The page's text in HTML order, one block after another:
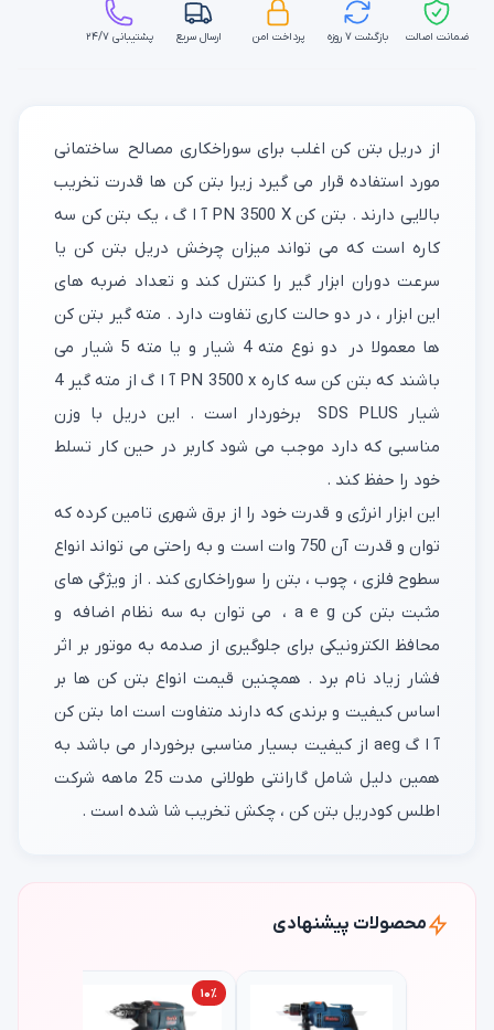
ضمانت اصالت بازگشت ۷ روزه پرداخت امن ارسال سریع پشتیبانی ۲۴/۷
از دریل بتن کن اغلب برای سوراخکاری مصالح ساختمانی
مورد استفاده قرار می گیرد زیرا بتن کن ها قدرت تخریب
بالایی دارند . بتن کن PN 3500 X آ ا گ ، یک بتن کن سه
کاره است که می تواند میزان چرخش دریل بتن کن یا
سرعت دوران ابزار گیر را کنترل کند و تعداد ضربه های
این ابزار ، در دو حالت کاری تفاوت دارد . مته گیر بتن کن
ها معمولا در دو نوع مته 4 شیار و یا مته 5 شیار می
باشند که بتن کن سه کاره PN 3500 x آ ا گ از مته گیر 4
شیار SDS PLUS برخوردار است . این دریل با وزن
مناسبی که دارد موجب می شود کاربر در حین کار تسلط
خود را حفظ کند .
این ابزار انرژی و قدرت خود را از برق شهری تامین کرده که
توان و قدرت آن 750 وات است و به راحتی می تواند انواع
سطوح فلزی ، چوب ، بتن را سوراخکاری کند . از ویژگی های
مثبت بتن کن a e g ، می توان به سه نظام اضافه و
محافظ الکترونیکی برای جلوگیری از صدمه به موتور بر اثر
فشار زیاد نام برد . همچنین قیمت انواع بتن کن ها بر
اساس کیفیت و برندی که دارند متفاوت است اما بتن کن
آ ا گ aeg از کیفیت بسیار مناسبی برخوردار می باشد به
همین دلیل شامل گارانتی طولانی مدت 25 ماهه شرکت
اطلس کودریل بتن کن ، چکش تخریب شا شده است .
محصولات پیشنهادی
۱۰٪